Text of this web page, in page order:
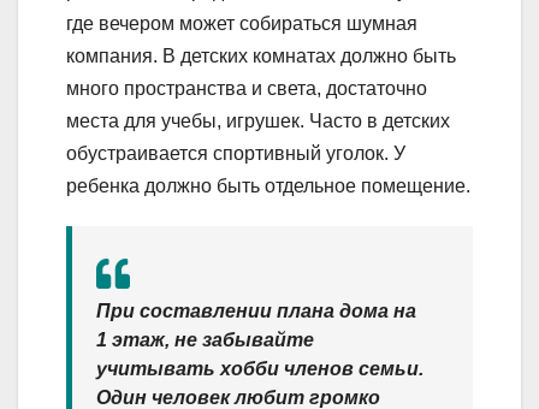
где вечером может собираться шумная
компания. В детских комнатах должно быть
много пространства и света, достаточно
места для учебы, игрушек. Часто в детских
обустраивается спортивный уголок. У
ребенка должно быть отдельное помещение.
При составлении плана дома на
1 этаж, не забывайте
учитывать хобби членов семьи.
Один человек любит громко